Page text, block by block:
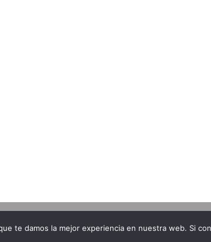
te damos la mejor experiencia en nuestra web. Si